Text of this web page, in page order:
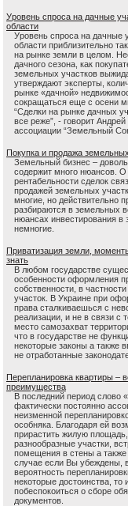
Уровень спроса на дачные
области
Уровень спроса на дачные
области приблизительно
на рынке земли в целом.
дачного сезона, как
земельных участков
утверждают эксперты,
рынке «дачной»
сокращаться еще с осени
“Сделки на рынке дачных
все реже”, - говорит
ассоциации “Земельный
Покупка и продажа
Земельный бизнес –
содержит много нюансов.
рентабельности сделок
продажей земельных
многие, но действительно
разбираются в земельных
нюансах инвестирования
немногие.
Приватизация земли,
знать
В любом государстве
особенности оформления
собственности, в
участок. В Украине при
права сталкиваешься с
реализации, и не в связи с
место самозахват
что в государстве не
некоторые законы а также
не отработанные
Перепланировка квартиры –
преимущества
В последний период слово
фактически постоянно
неизменной
особняка. Благодаря ей
прирастить жилую
разнообразные участки,
помещения в стены а также
случае если Вы убеждены,
вероятность
некоторые достоинства,
побеспокоиться о сборе
документов.